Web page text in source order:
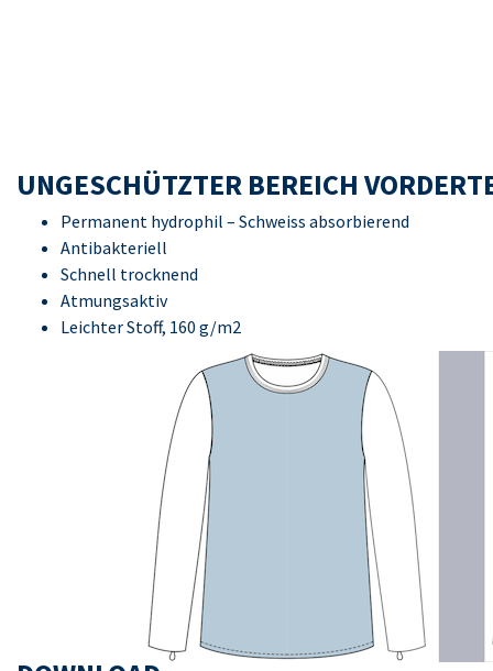
UNGESCHÜTZTER BEREICH
Permanent hydrophil – Schweiss absorbierend
Antibakteriell
Schnell trocknend
Atmungsaktiv
Leichter Stoff, 160 g/m2